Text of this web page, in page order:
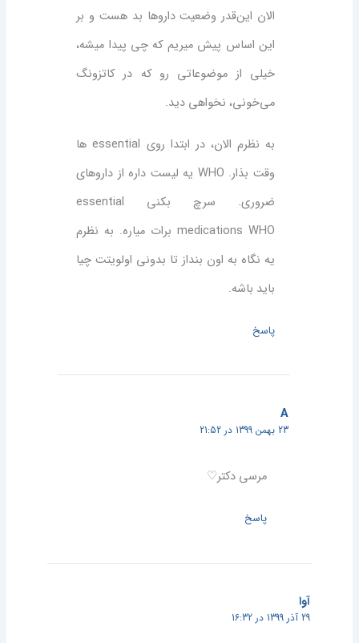
الان این‌قدر وضعیت داروها بد هست و بر
این اساس پیش میریم که چی پیدا میشه،
خیلی از موضوعاتی رو که در کاتزونگ
می‌خونی، نخواهی دید.
به نظرم الان، در ابتدا روی essential ها
وقت بذار. WHO یه لیست داره از داروهای
ضروری. سرچ بکنی essential
medications WHO برات میاره. به نظرم
یه نگاه به اون بنداز تا بدونی اولویتت چیا
باید باشه.
پاسخ
A
23 بهمن 1399 در 21:52
مرسی دکتر♡
پاسخ
آوا
29 آذر 1399 در 16:32